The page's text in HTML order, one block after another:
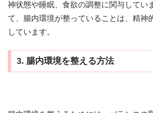
神状態や睡眠、食欲の調整に関与してい
て、腸内環境が整っていることは、精神
しています。
3. 腸内環境を整える方法